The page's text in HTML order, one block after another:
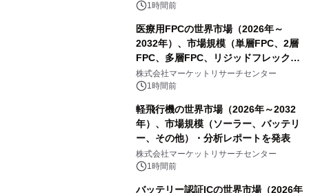
表1時間前
医療用FPCの世界市場（2026年～
2032年）、市場規模（単層FPC、2層
FPC、多層FPC、リジッドフレックス
PCB）・分析レポートを発表
株式会社マーケットリサーチセンター
1時間前
軽飛行機の世界市場（2026年～2032
年）、市場規模（ソーラー、バッテリ
ー、その他）・分析レポートを発表
株式会社マーケットリサーチセンター
1時間前
バッテリー認証ICの世界市場（2026年